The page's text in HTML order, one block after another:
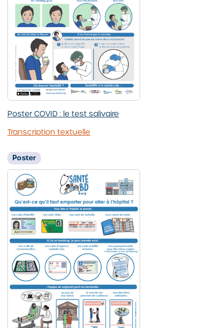
Poster COVID : le test salivaire
Transcription textuelle
Poster